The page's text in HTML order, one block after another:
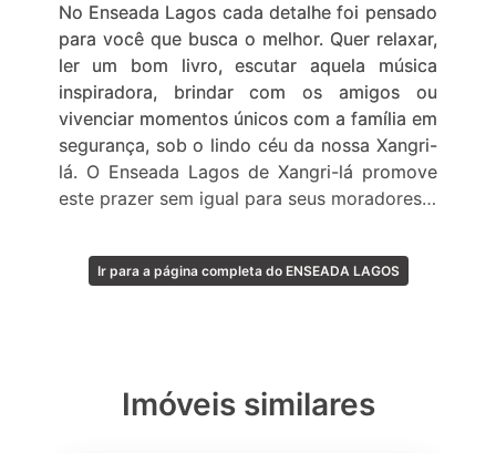
No Enseada Lagos cada detalhe foi pensado
para você que busca o melhor. Quer relaxar,
ler um bom livro, escutar aquela música
inspiradora, brindar com os amigos ou
vivenciar momentos únicos com a família em
segurança, sob o lindo céu da nossa Xangri-
lá. O Enseada Lagos de Xangri-lá promove
este prazer sem igual para seus moradores.
É nesta área nobre do litoral norte gaúcho
que em 2008 a Wagnerpar (Grupo Capão
Enseada Lagos de Xangri-lá é sem dúvida
Ir para a página completa do ENSEADA LAGOS
Imóveis similares